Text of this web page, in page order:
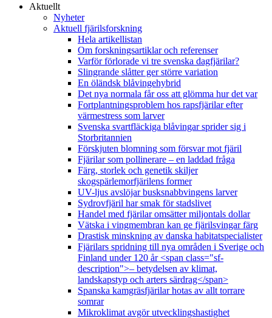
Aktuellt
Nyheter
Aktuell fjärilsforskning
Hela artikellistan
Om forskningsartiklar och referenser
Varför förlorade vi tre svenska dagfjärilar?
Slingrande slåtter ger större variation
En öländsk blåvingehybrid
Det nya normala får oss att glömma hur det var
Fortplantningsproblem hos rapsfjärilar efter
värmestress som larver
Svenska svartfläckiga blåvingar sprider sig i
Storbritannien
Förskjuten blomning som försvar mot fjäril
Fjärilar som pollinerare – en laddad fråga
Färg, storlek och genetik skiljer
skogspärlemorfjärilens former
UV-ljus avslöjar busksnabbvingens larver
Sydrovfjäril har smak för stadslivet
Handel med fjärilar omsätter miljontals dollar
Vätska i vingmembran kan ge fjärilsvingar färg
Drastisk minskning av danska habitatspecialister
Fjärilars spridning till nya områden i Sverige och
Finland under 120 år <span class="sf-
description">– betydelsen av klimat,
landskapstyp och arters särdrag</span>
Spanska kamgräsfjärilar hotas av allt torrare
somrar
Mikroklimat avgör utvecklingshastighet